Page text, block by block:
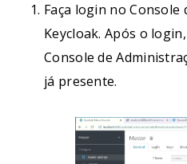
Faça login no Console
Keycloak. Após o
Console de
já presente.